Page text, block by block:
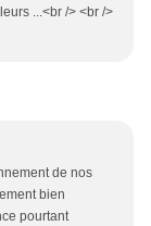
...<br /> <br />
de nos
bien
pourtant